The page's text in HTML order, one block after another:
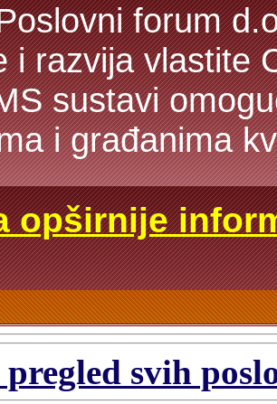
forum
i razvija vlastite
sustavi
i građanima
opširnije
svih